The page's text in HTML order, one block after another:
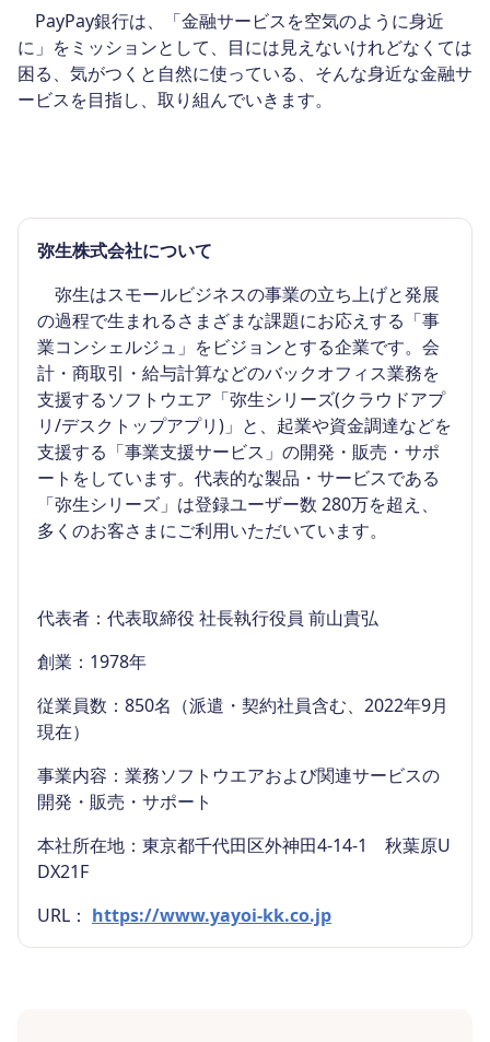
PayPay銀行は、「金融サービスを空気のように身近
に」をミッションとして、目には見えないけれどなくては
困る、気がつくと自然に使っている、そんな身近な金融サ
ービスを目指し、取り組んでいきます。
弥生株式会社について
弥生はスモールビジネスの事業の立ち上げと発展
の過程で生まれるさまざまな課題にお応えする「事
業コンシェルジュ」をビジョンとする企業です。会
計・商取引・給与計算などのバックオフィス業務を
支援するソフトウエア「弥生シリーズ(クラウドアプ
リ/デスクトップアプリ)」と、起業や資金調達などを
支援する「事業支援サービス」の開発・販売・サポ
ートをしています。代表的な製品・サービスである
「弥生シリーズ」は登録ユーザー数 280万を超え、
多くのお客さまにご利用いただいています。
代表者：代表取締役 社長執行役員 前山貴弘
創業：1978年
従業員数：850名（派遣・契約社員含む、2022年9月
現在）
事業内容：業務ソフトウエアおよび関連サービスの
開発・販売・サポート
本社所在地：東京都千代田区外神田4-14-1 秋葉原U
DX21F
URL： https://www.yayoi-kk.co.jp